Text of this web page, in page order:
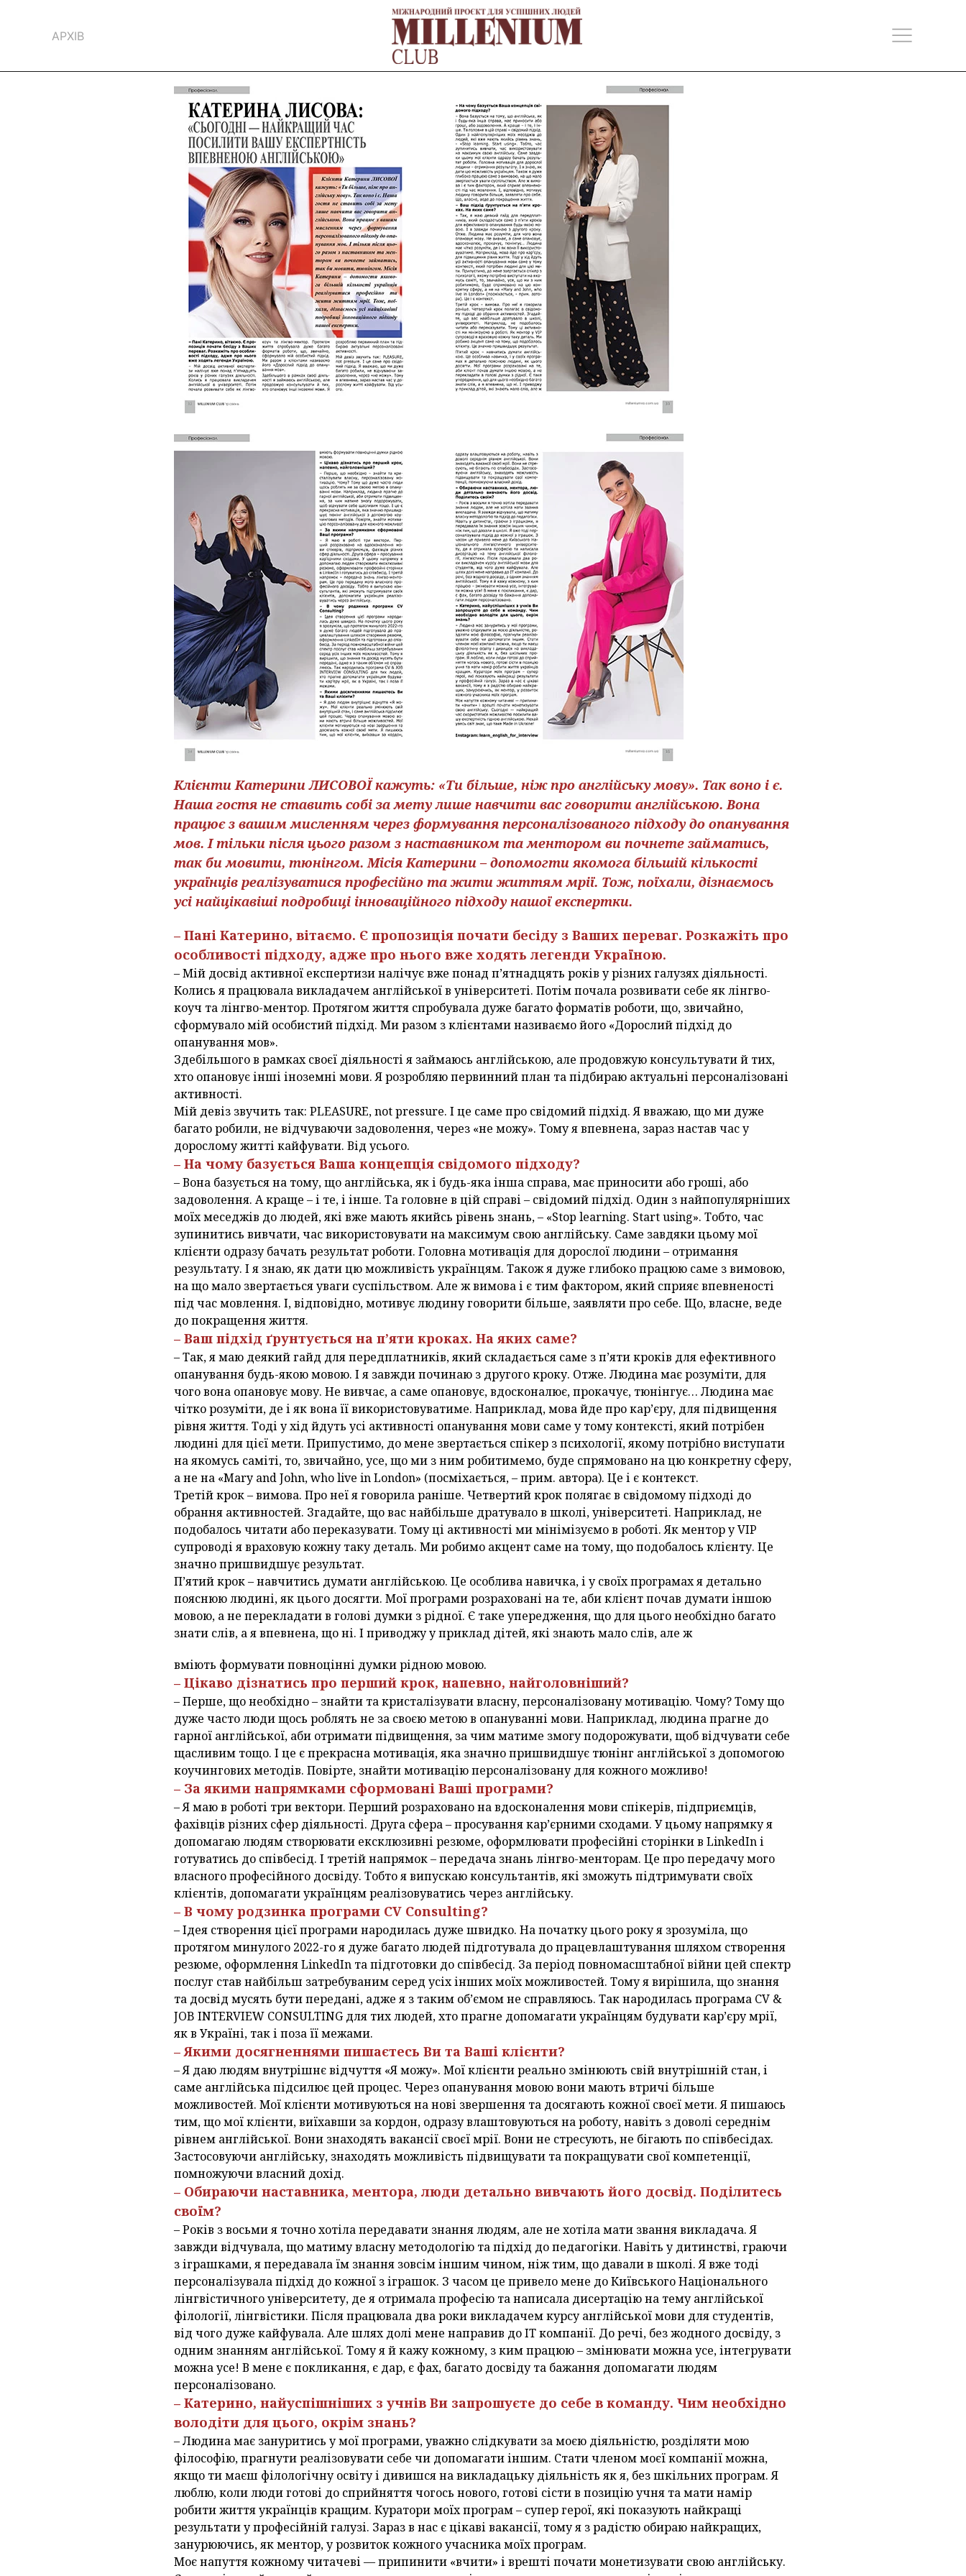
АРХІВ
Клієнти Катерини ЛИСОВОЇ кажуть: «Ти більше, ніж про англійську мову». Так воно і є.
Наша гостя не ставить собі за мету лише навчити вас говорити англійською. Вона
працює з вашим мисленням через формування персоналізованого підходу до опанування
мов. І тільки після цього разом з наставником та ментором ви почнете займатись,
так би мовити, тюнінгом. Місія Катерини – допомогти якомога більшій кількості
українців реалізуватися професійно та жити життям мрії. Тож, поїхали, дізнаємось
усі найцікавіші подробиці інноваційного підходу нашої експертки.
– Пані Катерино, вітаємо. Є пропозиція почати бесіду з Ваших переваг. Розкажіть про
особливості підходу, адже про нього вже ходять легенди Україною.
– Мій досвід активної експертизи налічує вже понад п’ятнадцять років у різних галузях діяльності.
Колись я працювала викладачем англійської в університеті. Потім почала розвивати себе як лінгво-
коуч та лінгво-ментор. Протягом життя спробувала дуже багато форматів роботи, що, звичайно,
сформувало мій особистий підхід. Ми разом з клієнтами називаємо його «Дорослий підхід до
опанування мов».
Здебільшого в рамках своєї діяльності я займаюсь англійською, але продовжую консультувати й тих,
хто опановує інші іноземні мови. Я розробляю первинний план та підбираю актуальні персоналізовані
активності.
Мій девіз звучить так: PLEASURE, not pressure. І це саме про свідомий підхід. Я вважаю, що ми дуже
багато робили, не відчуваючи задоволення, через «не можу». Тому я впевнена, зараз настав час у
дорослому житті кайфувати. Від усього.
– На чому базується Ваша концепція свідомого підходу?
– Вона базується на тому, що англійська, як і будь-яка інша справа, має приносити або гроші, або
задоволення. А краще – і те, і інше. Та головне в цій справі – свідомий підхід. Один з найпопулярніших
моїх меседжів до людей, які вже мають якийсь рівень знань, – «Stop learning. Start using». Тобто, час
зупинитись вивчати, час використовувати на максимум свою англійську. Саме завдяки цьому мої
клієнти одразу бачать результат роботи. Головна мотивація для дорослої людини – отримання
результату. І я знаю, як дати цю можливість українцям. Також я дуже глибоко працюю саме з вимовою,
на що мало звертається уваги суспільством. Але ж вимова і є тим фактором, який сприяє впевненості
під час мовлення. І, відповідно, мотивує людину говорити більше, заявляти про себе. Що, власне, веде
до покращення життя.
– Ваш підхід ґрунтується на п’яти кроках. На яких саме?
– Так, я маю деякий гайд для передплатників, який складається саме з п’яти кроків для ефективного
опанування будь-якою мовою. І я завжди починаю з другого кроку. Отже. Людина має розуміти, для
чого вона опановує мову. Не вивчає, а саме опановує, вдосконалює, прокачує, тюнінгує… Людина має
чітко розуміти, де і як вона її використовуватиме. Наприклад, мова йде про кар’єру, для підвищення
рівня життя. Тоді у хід йдуть усі активності опанування мови саме у тому контексті, який потрібен
людині для цієї мети. Припустимо, до мене звертається спікер з психології, якому потрібно виступати
на якомусь саміті, то, звичайно, усе, що ми з ним робитимемо, буде спрямовано на цю конкретну сферу,
а не на «Mary and John, who live in London» (посміхається, – прим. автора). Це і є контекст.
Третій крок – вимова. Про неї я говорила раніше. Четвертий крок полягає в свідомому підході до
обрання активностей. Згадайте, що вас найбільше дратувало в школі, університеті. Наприклад, не
подобалось читати або переказувати. Тому ці активності ми мінімізуємо в роботі. Як ментор у VIP
супроводі я враховую кожну таку деталь. Ми робимо акцент саме на тому, що подобалось клієнту. Це
значно пришвидшує результат.
П’ятий крок – навчитись думати англійською. Це особлива навичка, і у своїх програмах я детально
пояснюю людині, як цього досягти. Мої програми розраховані на те, аби клієнт почав думати іншою
мовою, а не перекладати в голові думки з рідної. Є таке упередження, що для цього необхідно багато
знати слів, а я впевнена, що ні. І приводжу у приклад дітей, які знають мало слів, але ж
вміють формувати повноцінні думки рідною мовою.
– Цікаво дізнатись про перший крок, напевно, найголовніший?
– Перше, що необхідно – знайти та кристалізувати власну, персоналізовану мотивацію. Чому? Тому що
дуже часто люди щось роблять не за своєю метою в опануванні мови. Наприклад, людина прагне до
гарної англійської, аби отримати підвищення, за чим матиме змогу подорожувати, щоб відчувати себе
щасливим тощо. І це є прекрасна мотивація, яка значно пришвидшує тюнінг англійської з допомогою
коучингових методів. Повірте, знайти мотивацію персоналізовану для кожного можливо!
– За якими напрямками сформовані Ваші програми?
– Я маю в роботі три вектори. Перший розраховано на вдосконалення мови спікерів, підприємців,
фахівців різних сфер діяльності. Друга сфера – просування кар’єрними сходами. У цьому напрямку я
допомагаю людям створювати ексклюзивні резюме, оформлювати професійні сторінки в LinkedIn і
готуватись до співбесід. І третій напрямок – передача знань лінгво-менторам. Це про передачу мого
власного професійного досвіду. Тобто я випускаю консультантів, які зможуть підтримувати своїх
клієнтів, допомагати українцям реалізовуватись через англійську.
– В чому родзинка програми CV Consulting?
– Ідея створення цієї програми народилась дуже швидко. На початку цього року я зрозуміла, що
протягом минулого 2022-го я дуже багато людей підготувала до працевлаштування шляхом створення
резюме, оформлення LinkedIn та підготовки до співбесід. За період повномасштабної війни цей спектр
послуг став найбільш затребуваним серед усіх інших моїх можливостей. Тому я вирішила, що знання
та досвід мусять бути передані, адже я з таким об’ємом не справляюсь. Так народилась програма CV &
JOB INTERVIEW CONSULTING для тих людей, хто прагне допомагати українцям будувати кар’єру мрії,
як в Україні, так і поза її межами.
– Якими досягненнями пишаєтесь Ви та Ваші клієнти?
– Я даю людям внутрішнє відчуття «Я можу». Мої клієнти реально змінюють свій внутрішній стан, і
саме англійська підсилює цей процес. Через опанування мовою вони мають втричі більше
можливостей. Мої клієнти мотивуються на нові звершення та досягають кожної своєї мети. Я пишаюсь
тим, що мої клієнти, виїхавши за кордон, одразу влаштовуються на роботу, навіть з доволі середнім
рівнем англійської. Вони знаходять вакансії своєї мрії. Вони не стресують, не бігають по співбесідах.
Застосовуючи англійську, знаходять можливість підвищувати та покращувати свої компетенції,
помножуючи власний дохід.
– Обираючи наставника, ментора, люди детально вивчають його досвід. Поділитесь
своїм?
– Років з восьми я точно хотіла передавати знання людям, але не хотіла мати звання викладача. Я
завжди відчувала, що матиму власну методологію та підхід до педагогіки. Навіть у дитинстві, граючи
з іграшками, я передавала їм знання зовсім іншим чином, ніж тим, що давали в школі. Я вже тоді
персоналізувала підхід до кожної з іграшок. З часом це привело мене до Київського Національного
лінгвістичного університету, де я отримала професію та написала дисертацію на тему англійської
філології, лінгвістики. Після працювала два роки викладачем курсу англійської мови для студентів,
від чого дуже кайфувала. Але шлях долі мене направив до IT компанії. До речі, без жодного досвіду, з
одним знанням англійської. Тому я й кажу кожному, з ким працюю – змінювати можна усе, інтегрувати
можна усе! В мене є покликання, є дар, є фах, багато досвіду та бажання допомагати людям
персоналізовано.
– Катерино, найуспішніших з учнів Ви запрошуєте до себе в команду. Чим необхідно
володіти для цього, окрім знань?
– Людина має зануритись у мої програми, уважно слідкувати за моєю діяльністю, розділяти мою
філософію, прагнути реалізовувати себе чи допомагати іншим. Стати членом моєї компанії можна,
якщо ти маєш філологічну освіту і дивишся на викладацьку діяльність як я, без шкільних програм. Я
люблю, коли люди готові до сприйняття чогось нового, готові сісти в позицію учня та мати намір
робити життя українців кращим. Куратори моїх програм – супер герої, які показують найкращі
результати у професійній галузі. Зараз в нас є цікаві вакансії, тому я з радістю обираю найкращих,
занурюючись, як ментор, у розвиток кожного учасника моїх програм.
Моє напуття кожному читачеві — припинити «вчити» і врешті почати монетизувати свою англійську.